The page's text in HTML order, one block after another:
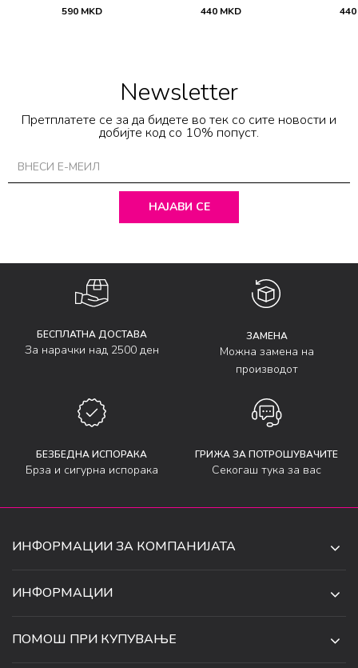
590 MKD 440 MKD 440
Newsletter
Претплатете се за да бидете во тек со сите новости и
добијте код со 10% попуст.
НАЈАВИ СЕ
БЕСПЛАТНА ДОСТАВА
За нарачки над 2500 ден
ЗАМЕНА
Можна замена на
производот
БЕЗБЕДНА ИСПОРАКА
Брза и сигурна испорака
ГРИЖА ЗА ПОТРОШУВАЧИТЕ
Секогаш тука за вас
ИНФОРМАЦИИ ЗА КОМПАНИЈАТА
СКОПЈЕ, МАКЕДОНИЈА
ИНФОРМАЦИИ
ПОМОШ ПРИ КУПУВАЊЕ